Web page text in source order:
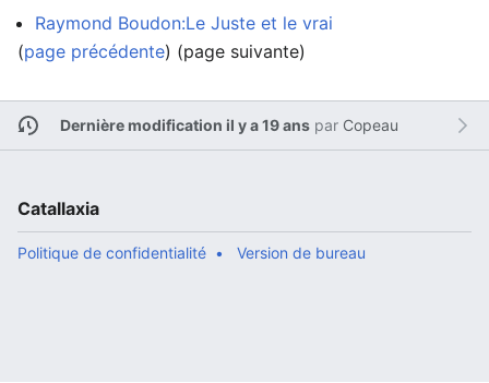
Raymond Boudon:Le Juste et le vrai
(page précédente) (page suivante)
Dernière modification il y a 19 anspar Copeau
Catallaxia
Politique de confidentialité Version de bureau